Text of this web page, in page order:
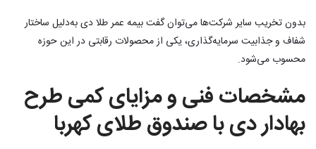
بدون تخریب سایر شرکت‌ها می‌توان گفت بیمه عمر طلا دی به‌دلیل ساختار
شفاف و جذابیت سرمایه‌گذاری، یکی از محصولات رقابتی در این حوزه
محسوب می‌شود.
مشخصات فنی و مزایای کمی طرح
بهادار دی با صندوق طلای کهربا